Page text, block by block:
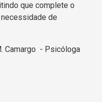
que complete o
de
Camargo - Psicóloga